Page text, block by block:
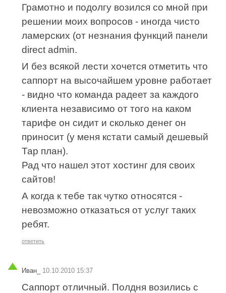
Грамотно и подолгу возился со мной при
решении моих вопросов - иногда чисто
ламерских (от незнания функций панели
direct admin.
И без всякой лести хочется отметить что
саппорт на высочайшем уровне работает
- видно что команда радеет за каждого
клиента независимо от того на каком
тарифе он сидит и сколько денег он
приносит (у меня кстати самый дешевый
Тар план).
Рад что нашел этот хостинг для своих
сайтов!
А когда к тебе так чутко относятся -
невозможно отказаться от услуг таких
ребят.
ответить
Иван_ 10.10.2010 15:37
Саппорт отличный. Полдня возились с